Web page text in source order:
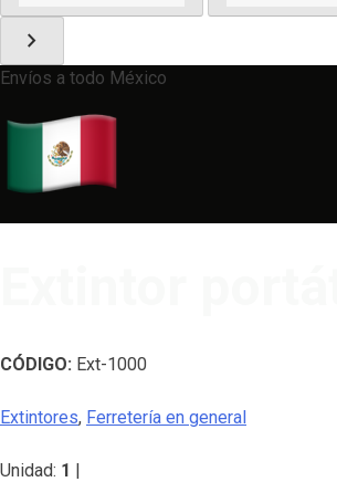
chevron_right
Envíos a todo México
CÓDIGO: Ext-1000
Extintores, Ferretería en general
Unidad: 1